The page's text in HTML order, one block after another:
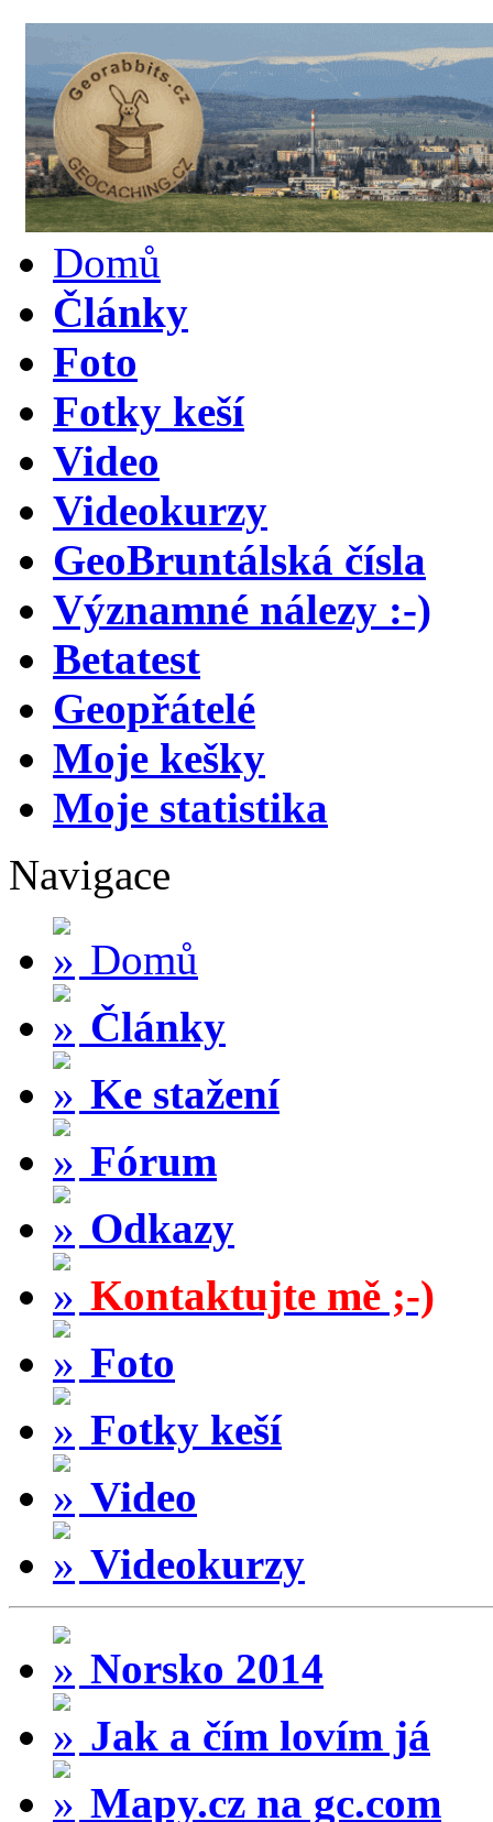
Domů
Články
Foto
Fotky keší
Video
Videokurzy
GeoBruntálská čísla
Významné nálezy :-)
Betatest
Geopřátelé
Moje kešky
Moje statistika
Navigace
Domů
Články
Ke stažení
Fórum
Odkazy
Kontaktujte mě ;-)
Foto
Fotky keší
Video
Videokurzy
Norsko 2014
Jak a čím lovím já
Mapy.cz na gc.com